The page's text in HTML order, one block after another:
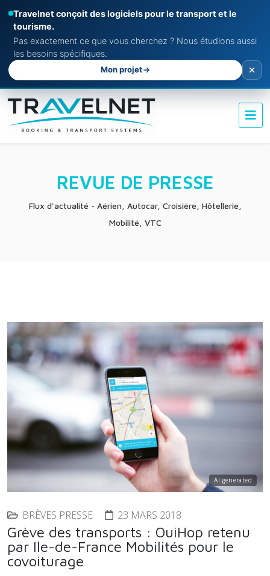
Travelnet conçoit des logiciels pour le transport et le
tourisme.
Pas exactement ce que vous cherchez ? Nous étudions aussi
les besoins spécifiques.
Mon projet
REVUE DE PRESSE
Flux d'actualité - Aérien, Autocar, Croisière, Hôtellerie,
Mobilité, VTC
AI generated
BRÈVES PRESSE 23 MARS 2018
Grève des transports : OuiHop retenu
par Ile-de-France Mobilités pour le
covoiturage